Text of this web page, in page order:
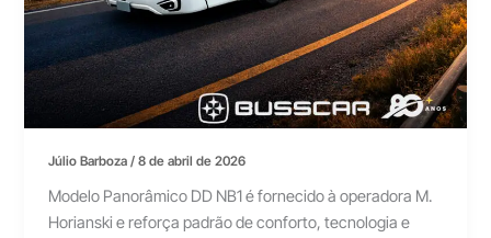
Júlio Barboza/8 de abril de 2026
Modelo Panorâmico DD NB1 é fornecido à operadora M.
Horianski e reforça padrão de conforto, tecnologia e